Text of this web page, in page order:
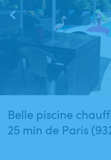
Belle piscine
25 min de Paris